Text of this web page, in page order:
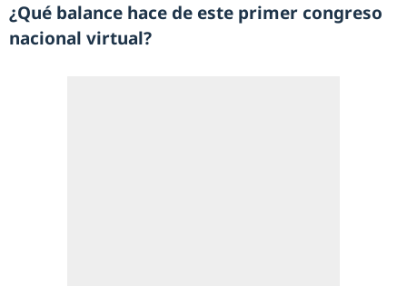
¿Qué balance hace de este primer congreso
nacional virtual?